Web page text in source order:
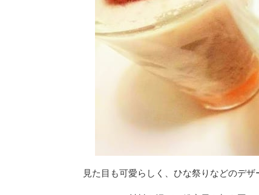
見た目も可愛らしく、ひな祭りなどのデザ